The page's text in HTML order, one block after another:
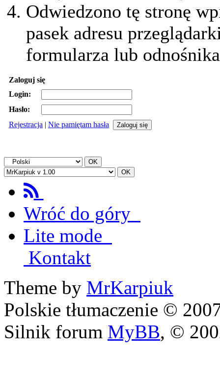
Odwiedzono tę stronę
pasek adresu
formularza lub
Zaloguj się
Login:
Hasło:
Rejestracja | Nie pamiętam hasła
Wróć do góry
Lite mode
Kontakt
Theme by MrKarpiuk
Polskie tłumaczenie ©
Silnik forum MyBB, ©